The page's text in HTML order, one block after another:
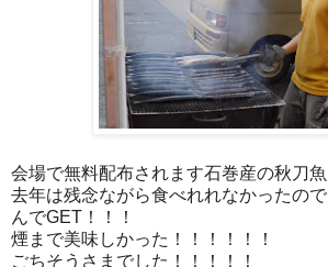
会場で無料配布されます石巻産の秋刀魚
去年は残念ながら食べれれなかったの
んでGET！！！
煙まで美味しかった！！！！！！
ごちそうさまでした！！！！！